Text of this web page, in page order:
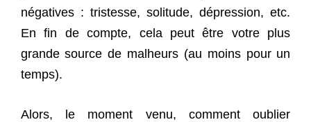
négatives : tristesse, solitude, dépression, etc.
En fin de compte, cela peut être votre plus
grande source de malheurs (au moins pour un
temps).
Alors, le moment venu, comment oublier